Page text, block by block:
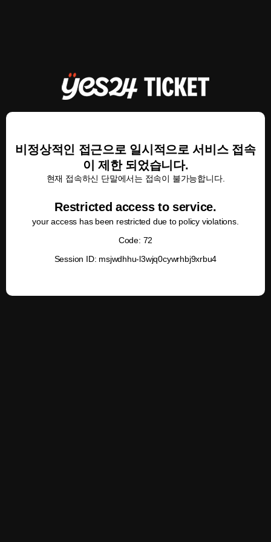
비정상적인 접근으로 일시적으로 서비스 접속
이 제한 되었습니다.
현재 접속하신 단말에서는 접속이 불가능합니다.
Restricted access to service.
your access has been restricted due to policy violations.
Code: 72
Session ID: msjwdhhu-l3wjq0cywrhbj9xrbu4